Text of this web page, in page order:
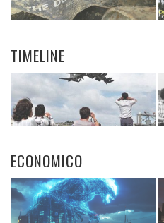
TIMELINE
ECONOMICO